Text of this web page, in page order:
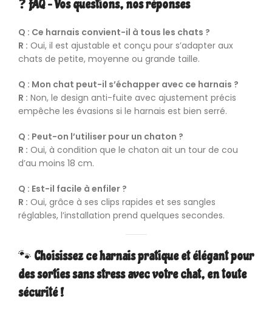
❓FAQ – Vos questions, nos réponses
Q : Ce harnais convient-il à tous les chats ?
R : Oui, il est ajustable et conçu pour s’adapter aux
chats de petite, moyenne ou grande taille.
Q : Mon chat peut-il s’échapper avec ce harnais ?
R : Non, le design anti-fuite avec ajustement précis
empêche les évasions si le harnais est bien serré.
Q : Peut-on l’utiliser pour un chaton ?
R : Oui, à condition que le chaton ait un tour de cou
d’au moins 18 cm.
Q : Est-il facile à enfiler ?
R : Oui, grâce à ses clips rapides et ses sangles
réglables, l’installation prend quelques secondes.
🐾 Choisissez ce harnais pratique et élégant pour
des sorties sans stress avec votre chat, en toute
sécurité !